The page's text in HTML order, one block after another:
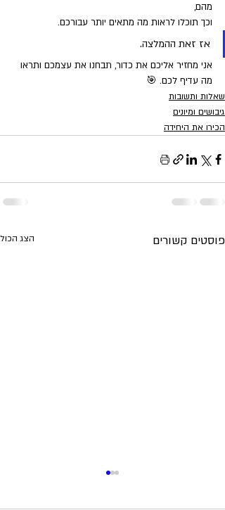
מהם,
וכך תוכלו לראות מה מתאים יותר עבורכם.
אז זאת ההמלצה.
אני מחזיר אליכם את כדור, תבחנו את עצמכם ותראו
מה עדיף לכם. 🎯
שאלות ותשובות
גיבושים ומיונים
הכירו את היחידה
פוסטים קשורים הצג הכול